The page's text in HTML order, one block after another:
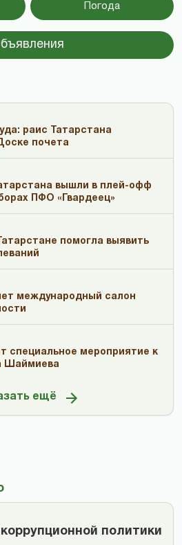
Погода
раис Татарстана
почета
вышли в плей-офф
ПФО «Гвардеец»
помогла выявить
международный салон
специальное мероприятие к
Шаймиева
ещё
политики